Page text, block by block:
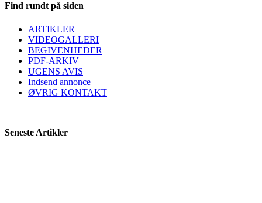
Find rundt på siden
ARTIKLER
VIDEOGALLERI
BEGIVENHEDER
PDF-ARKIV
UGENS AVIS
Indsend annonce
ØVRIG KONTAKT
Seneste Artikler